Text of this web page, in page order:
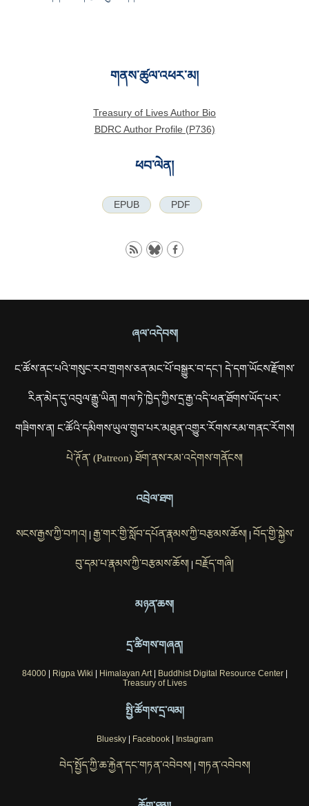
གནས་ཚུལ་འཕར་མ།
Treasury of Lives Author Bio
BDRC Author Profile (P736)
ཕབ་ལེན།
EPUB PDF
ཞལ་འདེབས།
ང་ཚོས་ནང་པའི་གསུང་རབ་གྲགས་ཅན་མང་པོ་བསྒྱུར་བ་དང་། དེ་དག་ཡོངས་རྫོགས་
རིན་མེད་དུ་འབུལ་རྒྱུ་ཡིན། གལ་ཏེ་ཁྱེད་ཀྱིས་དྲ་རྒྱ་འདི་ཕན་ཐོགས་ཡོད་པར་
གཟིགས་ན། ང་ཚོའི་དམིགས་ཡུལ་གྲུབ་པར་མཐུན་འགྱུར་རོགས་རམ་གནང་རོགས།
པེ་ཊོན་ (Patreon) ཐོག་ནས་རམ་འདེགས་གནོངས།
འབྲེལ་ཐག
སངས་རྒྱས་ཀྱི་བཀའ། རྒྱ་གར་གྱི་སློབ་དཔོན་རྣམས་ཀྱི་བརྩམས་ཆོས། བོད་གྱི་སྐྱེས་
བུ་དམ་པ་རྣམས་ཀྱི་བརྩམས་ཆོས། བརྗོད་གཞི།
མཉན་ཆས།
དྲ་ཚིགས་གཞན།
84000| Rigpa Wiki Himalayan Art| Buddhist Digital Resource Center|
Treasury of Lives
སྤྱི་ཚོགས་དྲ་ལམ།
Bluesky| Facebook| Instagram
བེད་སྤྱོད་ཀྱི་ཆ་རྐྱེན་དང་གཏན་འབེབས། གཏན་འབེབས།